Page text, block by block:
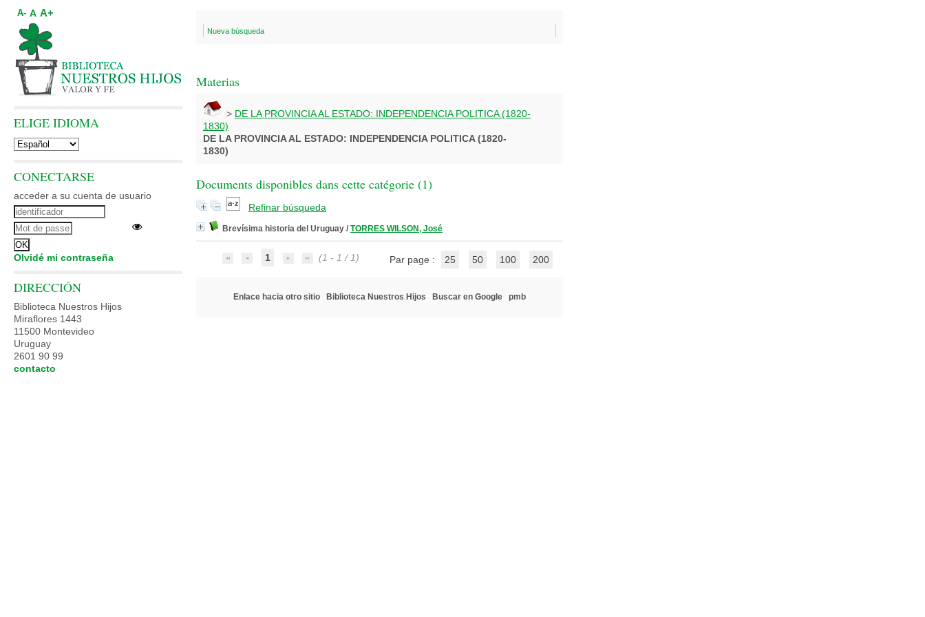
Nueva búsqueda
Materias
> DE LA PROVINCIA AL ESTADO: INDEPENDENCIA POLITICA (1820-
1830)
DE LA PROVINCIA AL ESTADO: INDEPENDENCIA POLITICA (1820-
1830)
Documents disponibles dans cette catégorie (1)
Refinar búsqueda
Brevísima historia del Uruguay / TORRES WILSON, José
1 (1 - 1 / 1) Par page : 25 50 100 200
Enlace hacia otro sitio Biblioteca Nuestros Hijos Buscar en Google pmb
A- A A+
ELIGE IDIOMA
CONECTARSE
acceder a su cuenta de usuario
Olvidé mi contraseña
DIRECCIÓN
Biblioteca Nuestros Hijos
Miraflores 1443
11500 Montevideo
Uruguay
2601 90 99
contacto